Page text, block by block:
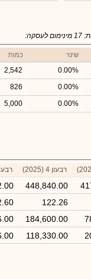
17 מינימום לעסקה:
שינוי כמות
0.00%
2,542
0.00%
826
0.00%
5,000
רבעון 4 (2025) רבעון 1
448,840.00
122.26
184,600.00
118,330.00